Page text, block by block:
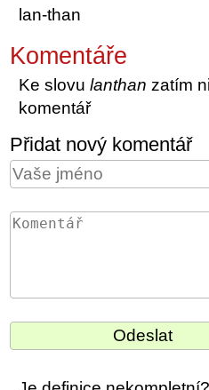
lan-than
Komentáře
Ke slovulanthan zatím
komentář
Přidat nový komentář